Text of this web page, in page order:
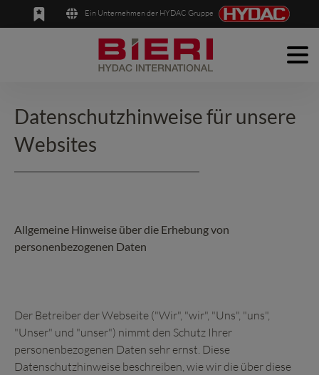
Deutsch
Ein Unternehmen der HYDAC Gruppe
Anwendungen
Unternehmen
Datenschutzhinweise für unsere
Websites
Allgemeine Hinweise über die Erhebung von
personenbezogenen Daten
Der Betreiber der Webseite ("Wir", "wir", "Uns", "uns",
"Unser" und "unser") nimmt den Schutz Ihrer
personenbezogenen Daten sehr ernst. Diese
Datenschutzhinweise beschreiben, wie wir die über diese